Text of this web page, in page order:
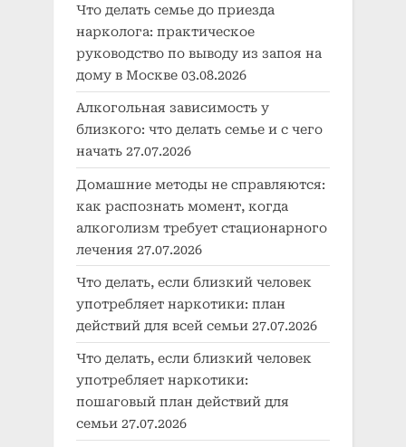
Что делать семье до приезда
нарколога: практическое
руководство по выводу из запоя на
дому в Москве 03.08.2026
Алкогольная зависимость у
близкого: что делать семье и с чего
начать 27.07.2026
Домашние методы не справляются:
как распознать момент, когда
алкоголизм требует стационарного
лечения 27.07.2026
Что делать, если близкий человек
употребляет наркотики: план
действий для всей семьи 27.07.2026
Что делать, если близкий человек
употребляет наркотики:
пошаговый план действий для
семьи 27.07.2026